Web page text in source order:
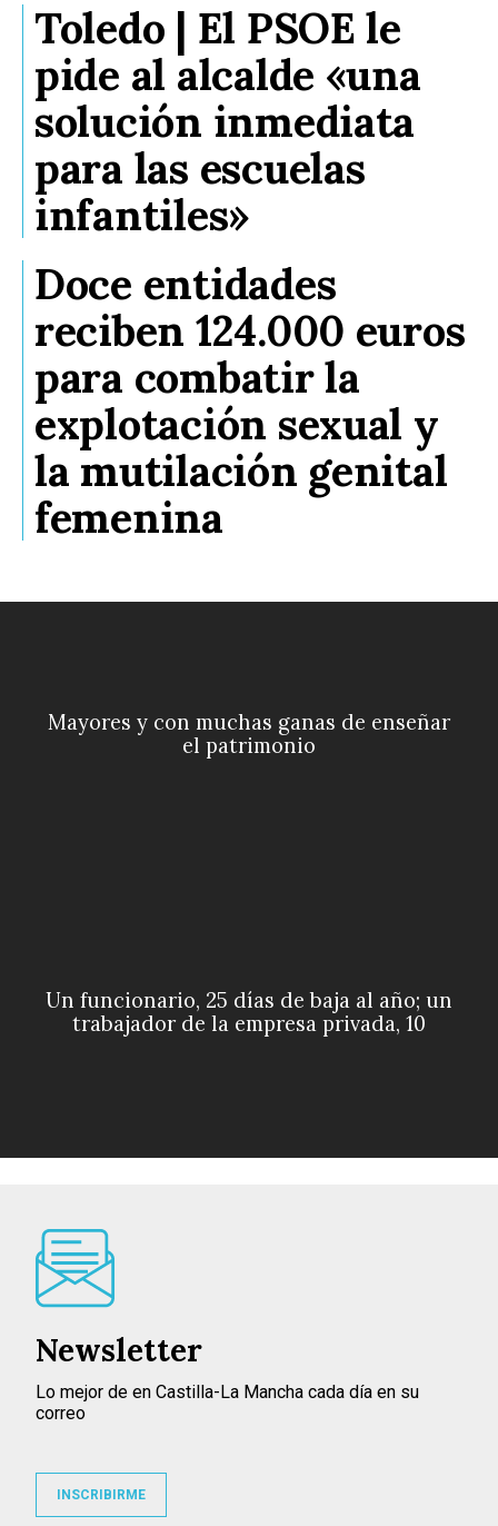
Toledo | El PSOE le
pide al alcalde «una
solución inmediata
para las escuelas
infantiles»
Doce entidades
reciben 124.000 euros
para combatir la
explotación sexual y
la mutilación genital
femenina
Mayores y con muchas ganas de enseñar
el patrimonio
Un funcionario, 25 días de baja al año; un
trabajador de la empresa privada, 10
Newsletter
Lo mejor de en Castilla-La Mancha cada día en su
correo
INSCRIBIRME